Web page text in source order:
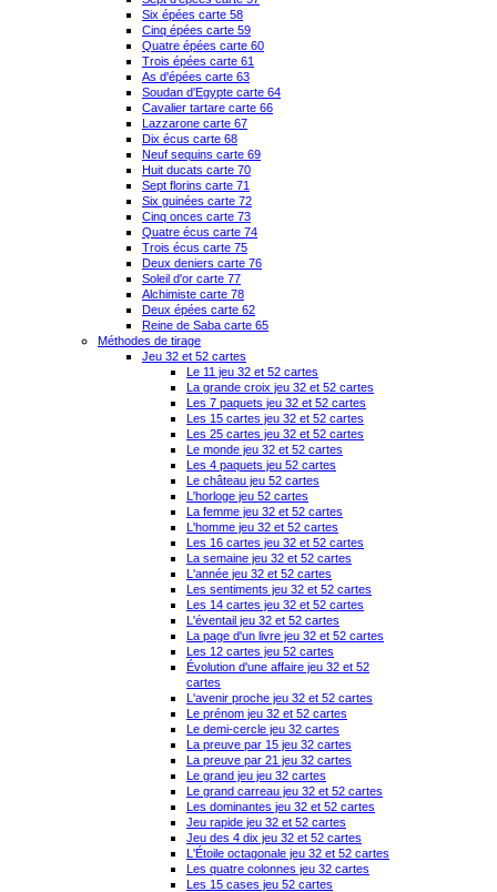
Six épées carte 58
Cinq épées carte 59
Quatre épées carte 60
Trois épées carte 61
As d'épées carte 63
Soudan d'Egypte carte 64
Cavalier tartare carte 66
Lazzarone carte 67
Dix écus carte 68
Neuf sequins carte 69
Huit ducats carte 70
Sept florins carte 71
Six guinées carte 72
Cinq onces carte 73
Quatre écus carte 74
Trois écus carte 75
Deux deniers carte 76
Soleil d'or carte 77
Alchimiste carte 78
Deux épées carte 62
Reine de Saba carte 65
Méthodes de tirage
Jeu 32 et 52 cartes
Le 11 jeu 32 et 52 cartes
La grande croix jeu 32 et 52 cartes
Les 7 paquets jeu 32 et 52 cartes
Les 15 cartes jeu 32 et 52 cartes
Les 25 cartes jeu 32 et 52 cartes
Le monde jeu 32 et 52 cartes
Les 4 paquets jeu 52 cartes
Le château jeu 52 cartes
L'horloge jeu 52 cartes
La femme jeu 32 et 52 cartes
L'homme jeu 32 et 52 cartes
Les 16 cartes jeu 32 et 52 cartes
La semaine jeu 32 et 52 cartes
L'année jeu 32 et 52 cartes
Les sentiments jeu 32 et 52 cartes
Les 14 cartes jeu 32 et 52 cartes
L'éventail jeu 32 et 52 cartes
La page d'un livre jeu 32 et 52 cartes
Les 12 cartes jeu 52 cartes
Évolution d'une affaire jeu 32 et 52
cartes
L'avenir proche jeu 32 et 52 cartes
Le prénom jeu 32 et 52 cartes
Le demi-cercle jeu 32 cartes
La preuve par 15 jeu 32 cartes
La preuve par 21 jeu 32 cartes
Le grand jeu jeu 32 cartes
Le grand carreau jeu 32 et 52 cartes
Les dominantes jeu 32 et 52 cartes
Jeu rapide jeu 32 et 52 cartes
Jeu des 4 dix jeu 32 et 52 cartes
L'Étoile octagonale jeu 32 et 52 cartes
Les quatre colonnes jeu 32 cartes
Les 15 cases jeu 52 cartes